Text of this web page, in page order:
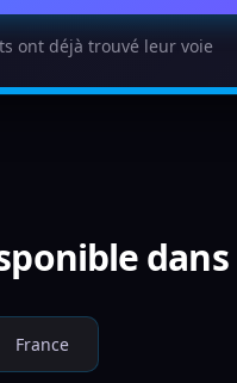
ont déjà trouvé leur voie
dans
France